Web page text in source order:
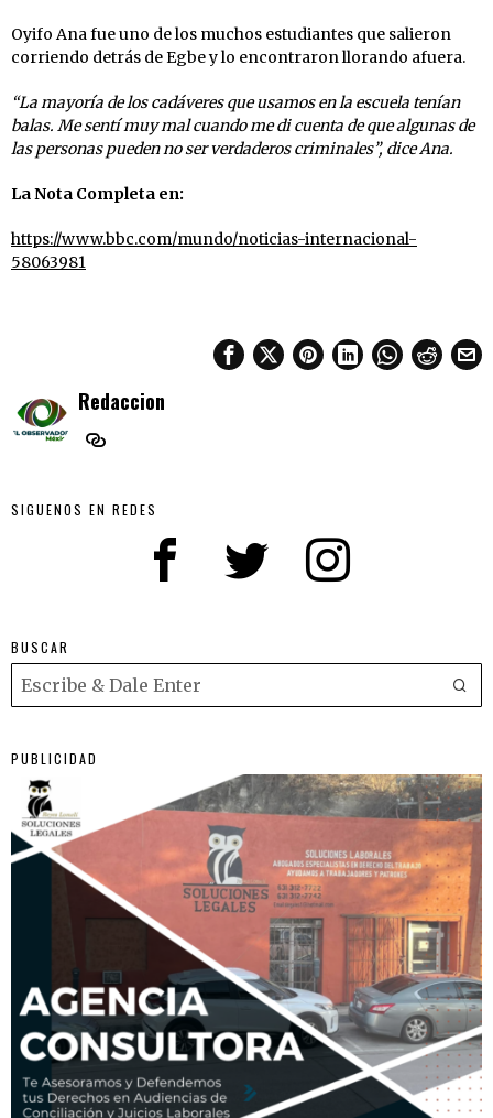
Oyifo Ana fue uno de los muchos estudiantes que salieron
corriendo detrás de Egbe y lo encontraron llorando afuera.
“La mayoría de los cadáveres que usamos en la escuela tenían
balas. Me sentí muy mal cuando me di cuenta de que algunas de
las personas pueden no ser verdaderos criminales”, dice Ana.
La Nota Completa en:
https://www.bbc.com/mundo/noticias-internacional-
58063981
Redaccion
SIGUENOS EN REDES
BUSCAR
PUBLICIDAD